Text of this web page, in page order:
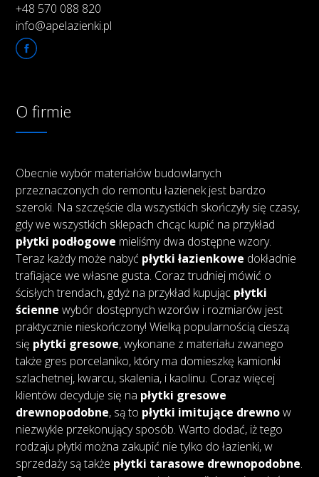
+48 570 088 820
info@apelazienki.pl
O firmie
Obecnie wybór materiałów budowlanych
przeznaczonych do remontu łazienek jest bardzo
szeroki. Na szczęście dla wszystkich skończyły się czasy,
gdy we wszystkich sklepach chcąc kupić na przykład
płytki podłogowe mieliśmy dwa dostępne wzory.
Teraz każdy może nabyć płytki łazienkowe dokładnie
trafiające we własne gusta. Coraz trudniej mówić o
ścisłych trendach, gdyż na przykład kupując płytki
ścienne wybór dostępnych wzorów i rozmiarów jest
praktycznie nieskończony! Wielką popularnością cieszą
się płytki gresowe, wykonane z materiału zwanego
także gres porcelaniko, który ma domieszkę kamionki
szlachetnej, kwarcu, skalenia, i kaolinu. Coraz więcej
klientów decyduje się na płytki gresowe
drewnopodobne, są to płytki imitujące drewnow
niezwykle przekonujący sposób. Warto dodać, iż tego
rodzaju płytki można zakupić nie tylko do łazienki, w
sprzedaży są także płytki tarasowe drewnopodobne.